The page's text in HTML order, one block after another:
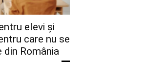
elevi și
care nu se
România